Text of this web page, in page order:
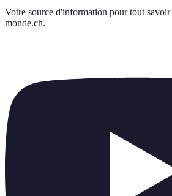
Votre source d'information pour tout savoir
monde.ch.